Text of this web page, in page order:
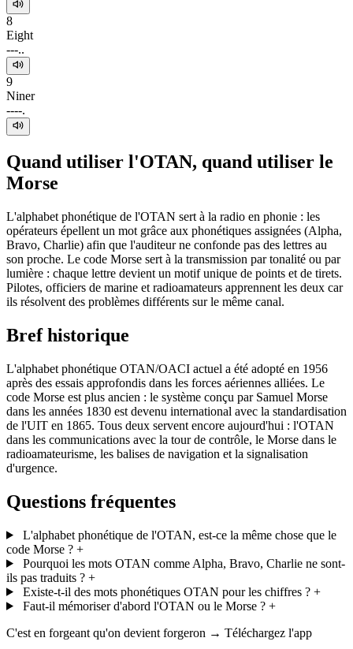
8
Eight
---..
9
Niner
----.
Quand utiliser l'OTAN, quand utiliser le
Morse
L'alphabet phonétique de l'OTAN sert à la radio en phonie : les
opérateurs épellent un mot grâce aux phonétiques assignées (Alpha,
Bravo, Charlie) afin que l'auditeur ne confonde pas des lettres au
son proche. Le code Morse sert à la transmission par tonalité ou par
lumière : chaque lettre devient un motif unique de points et de tirets.
Pilotes, officiers de marine et radioamateurs apprennent les deux car
ils résolvent des problèmes différents sur le même canal.
Bref historique
L'alphabet phonétique OTAN/OACI actuel a été adopté en 1956
après des essais approfondis dans les forces aériennes alliées. Le
code Morse est plus ancien : le système conçu par Samuel Morse
dans les années 1830 est devenu international avec la standardisation
de l'UIT en 1865. Tous deux servent encore aujourd'hui : l'OTAN
dans les communications avec la tour de contrôle, le Morse dans le
radioamateurisme, les balises de navigation et la signalisation
d'urgence.
Questions fréquentes
L'alphabet phonétique de l'OTAN, est-ce la même chose que le
code Morse ? +
Pourquoi les mots OTAN comme Alpha, Bravo, Charlie ne sont-
ils pas traduits ? +
Existe-t-il des mots phonétiques OTAN pour les chiffres ? +
Faut-il mémoriser d'abord l'OTAN ou le Morse ? +
C'est en forgeant qu'on devient forgeron → Téléchargez l'app